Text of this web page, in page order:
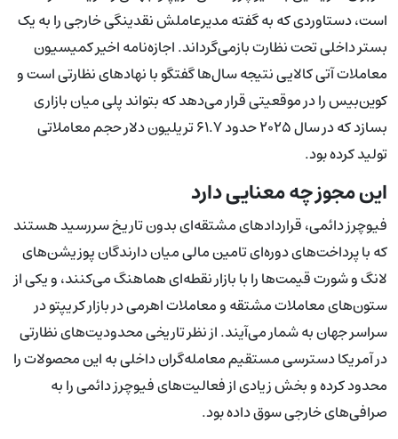
است، دستاوردی که به گفته مدیرعاملش نقدینگی خارجی را به یک
بستر داخلی تحت نظارت بازمی‌گرداند. اجازه‌نامه اخیر کمیسیون
معاملات آتی کالایی نتیجه سال‌ها گفتگو با نهادهای نظارتی است و
کوین‌بیس را در موقعیتی قرار می‌دهد که بتواند پلی میان بازاری
بسازد که در سال ۲۰۲۵ حدود ۶۱.۷ تریلیون دلار حجم معاملاتی
تولید کرده بود.
این مجوز چه معنایی دارد
فیوچرز دائمی، قراردادهای مشتقه‌ای بدون تاریخ سررسید هستند
که با پرداخت‌های دوره‌ای تامین مالی میان دارندگان پوزیشن‌های
لانگ و شورت قیمت‌ها را با بازار نقطه‌ای هماهنگ می‌کنند، و یکی از
ستون‌های معاملات مشتقه و معاملات اهرمی در بازار کریپتو در
سراسر جهان به شمار می‌آیند. از نظر تاریخی محدودیت‌های نظارتی
در آمریکا دسترسی مستقیم معامله‌گران داخلی به این محصولات را
محدود کرده و بخش زیادی از فعالیت‌های فیوچرز دائمی را به
صرافی‌های خارجی سوق داده بود.